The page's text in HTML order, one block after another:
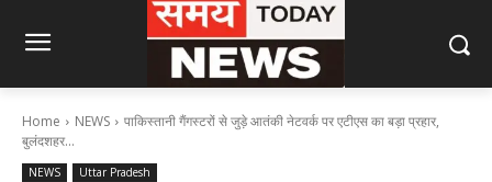
Home NEWS
पाकिस्तानी गैंगस्टरों से जुड़े आतंकी नेटवर्क पर एटीएस का बड़ा प्रहार,
बुलंदशहर...
NEWS Uttar Pradesh